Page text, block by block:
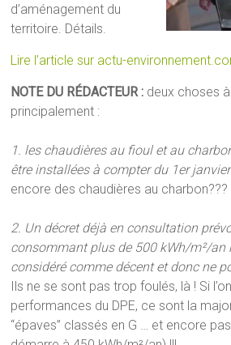
d’aménagement du
territoire. Détails.
Lire l’article sur actu-
NOTE DU RÉDACTEUR : deux choses
principalement :
1. les chaudières au fioul et au
être installées à compter du 1er
encore des chaudières au charbon???
2. Un décret déjà en consultation
consommant plus de 500 kWh/m²/an
considéré comme décent et donc ne
Ils ne se sont pas trop foulés, là ! Si
performances du DPE, ce sont la
“épaves” classés en G … et encore